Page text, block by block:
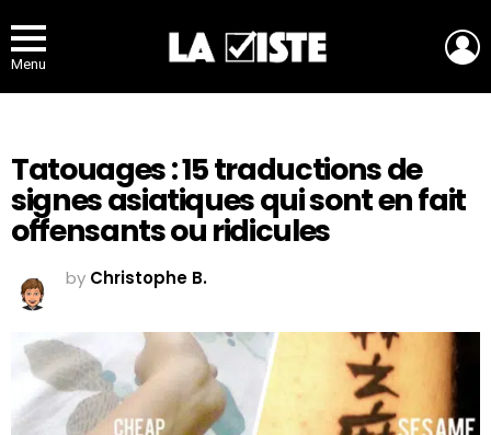
Menu
Tatouages : 15 traductions de
signes asiatiques qui sont en fait
offensants ou ridicules
by Christophe B.